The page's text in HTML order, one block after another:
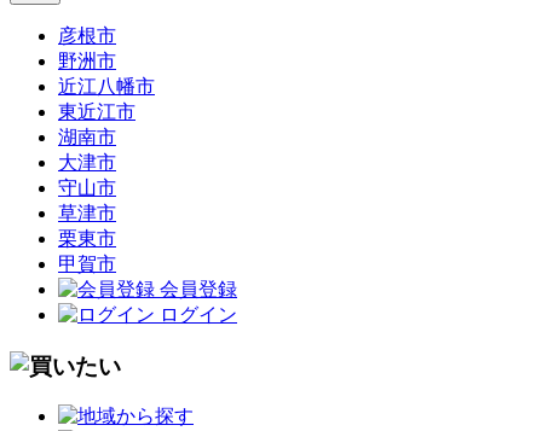
彦根市
野洲市
近江八幡市
東近江市
湖南市
大津市
守山市
草津市
栗東市
甲賀市
会員登録
ログイン